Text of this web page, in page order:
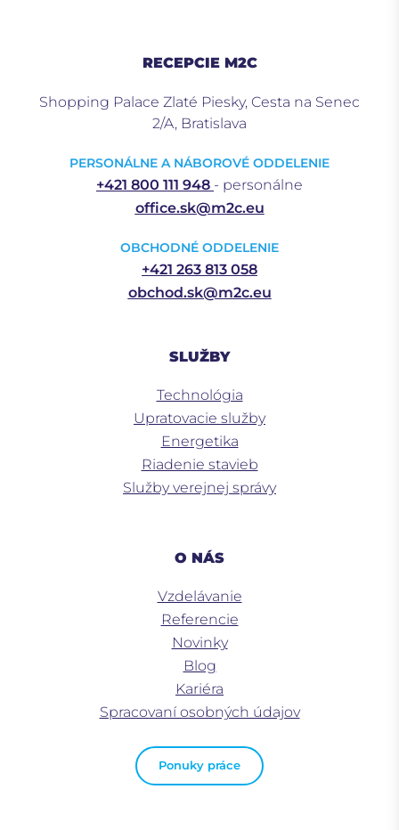
RECEPCIE M2C
Shopping Palace Zlaté Piesky, Cesta na Senec
2/A, Bratislava
PERSONÁLNE A NÁBOROVÉ ODDELENIE
+421 800 111 948 - personálne
office.sk@m2c.eu
OBCHODNÉ ODDELENIE
+421 263 813 058
obchod.sk@m2c.eu
SLUŽBY
Technológia
Upratovacie služby
Energetika
Riadenie stavieb
Služby verejnej správy
O NÁS
Vzdelávanie
Referencie
Novinky
Blog
Kariéra
Spracovaní osobných údajov
Ponuky práce